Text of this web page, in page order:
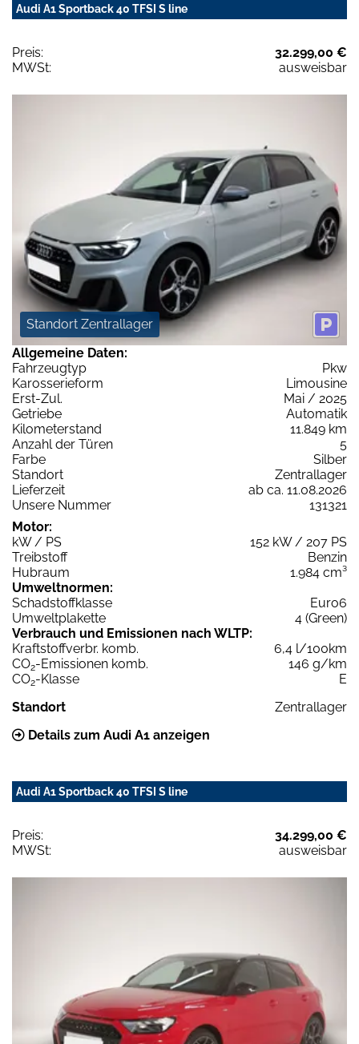
Audi A1 Sportback 40 TFSI S line
Preis:
32.299,00 €
MWSt:
ausweisbar
Standort Zentrallager
Allgemeine Daten:
Fahrzeugtyp
Pkw
Karosserieform
Limousine
Erst-Zul.
Mai / 2025
Getriebe
Automatik
Kilometerstand
11.849 km
Anzahl der Türen
5
Farbe
Silber
Standort
Zentrallager
Lieferzeit
ab ca. 11.08.2026
Unsere Nummer
131321
Motor:
kW / PS
152 kW / 207 PS
Treibstoff
Benzin
Hubraum
1.984 cm³
Umweltnormen:
Schadstoffklasse
Euro6
Umweltplakette
4 (Green)
Verbrauch und Emissionen nach WLTP:
Kraftstoffverbr. komb.
6,4 l/100km
CO2-Emissionen komb.
146 g/km
CO2-Klasse
E
Standort
Zentrallager
Details zum Audi A1 anzeigen
Audi A1 Sportback 40 TFSI S line
Preis:
34.299,00 €
MWSt:
ausweisbar